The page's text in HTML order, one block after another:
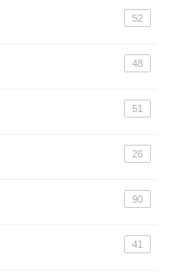
52
48
51
26
90
41